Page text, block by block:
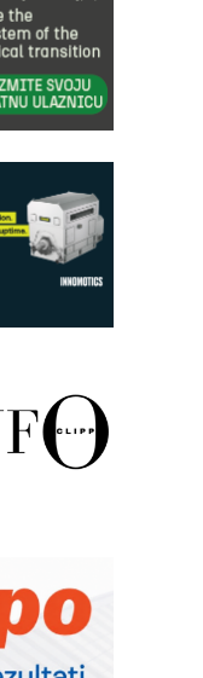
priče
Display
VDC
korist
40 godina
u